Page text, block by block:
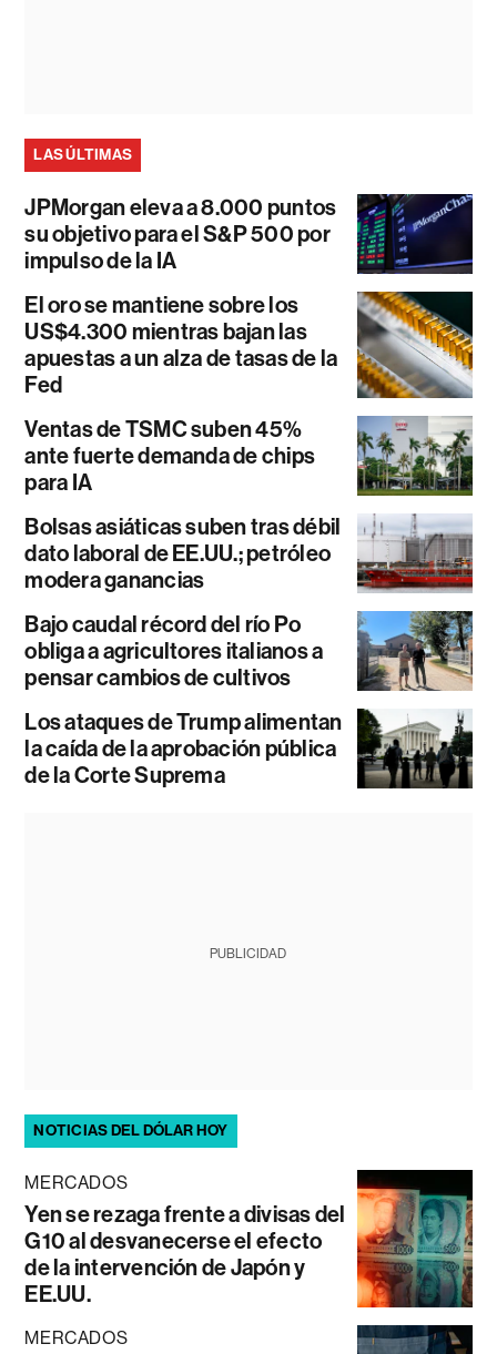
LAS ÚLTIMAS
JPMorgan eleva a 8.000 puntos
su objetivo para el S&P 500 por
impulso de la IA
El oro se mantiene sobre los
US$4.300 mientras bajan las
apuestas a un alza de tasas de la
Fed
Ventas de TSMC suben 45%
ante fuerte demanda de chips
para IA
Bolsas asiáticas suben tras débil
dato laboral de EE.UU.; petróleo
modera ganancias
Bajo caudal récord del río Po
obliga a agricultores italianos a
pensar cambios de cultivos
Los ataques de Trump alimentan
la caída de la aprobación pública
de la Corte Suprema
PUBLICIDAD
NOTICIAS DEL DÓLAR HOY
MERCADOS
Yen se rezaga frente a divisas del
G10 al desvanecerse el efecto
de la intervención de Japón y
EE.UU.
MERCADOS